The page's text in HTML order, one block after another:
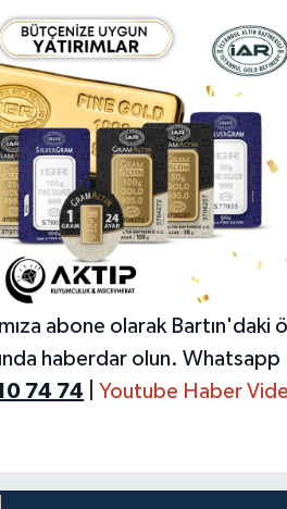
abone olarak Bartın'daki
haberdar olun. Whatsapp
74 74 Youtube Haber